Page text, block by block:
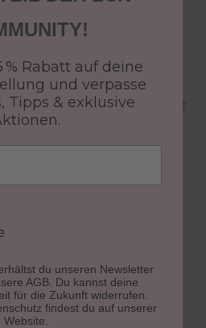
in unserem Nail Polish
zu dürfen!
Formel des LCN Nail
Farbergebnisse mit
und überzeugt
eine intensive
streifenfreie und
zum Verlieben! Wir
viel Liebe beginnen. Die
Farbkollektion verkörpert
Trend. Passend zur
2024 umgeben wird,
für alle verliebten und
Mit der Kontrastfarbe
% Rabatt auf deine
und verpasse
Tipps & exklusive
du unseren Newsletter
AGB. Du kannst deine
für die Zukunft widerrufen.
findest du auf unserer
Website.